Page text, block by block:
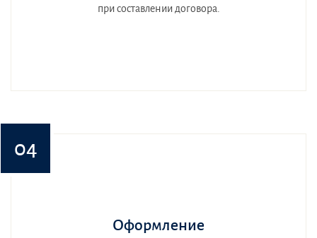
при составлении договора.
04
Оформление